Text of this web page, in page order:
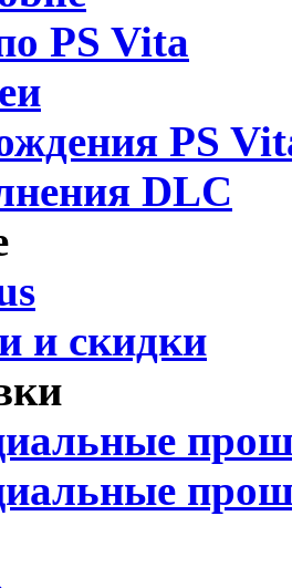
PS Vita
PS
DLC
и скидки